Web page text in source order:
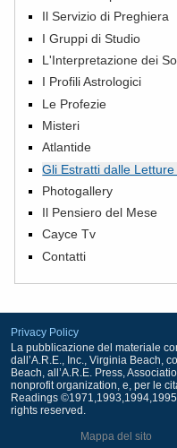
Il Servizio di Preghiera
I Gruppi di Studio
L'Interpretazione dei
I Profili Astrologici
Le Profezie
Misteri
Atlantide
Gli Estratti dalle
Photogallery
Il Pensiero del Mese
Cayce Tv
Contatti
Privacy Policy
La pubblicazione del materiale
dall’A.R.E., Inc., Virginia Beach,
Beach, all’A.R.E. Press,
nonprofit organization, e, per le
Readings
rights reserved.
Mappa del sito